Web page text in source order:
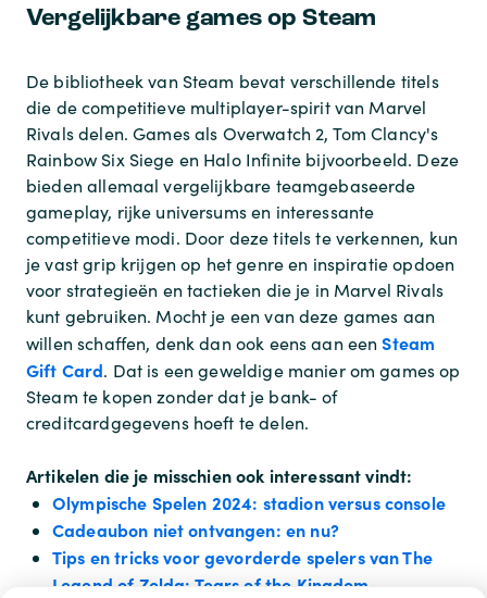
Vergelijkbare games op Steam
De bibliotheek van Steam bevat verschillende titels
die de competitieve multiplayer-spirit van Marvel
Rivals delen. Games als Overwatch 2, Tom Clancy's
Rainbow Six Siege en Halo Infinite bijvoorbeeld. Deze
bieden allemaal vergelijkbare teamgebaseerde
gameplay, rijke universums en interessante
competitieve modi. Door deze titels te verkennen, kun
je vast grip krijgen op het genre en inspiratie opdoen
voor strategieën en tactieken die je in Marvel Rivals
kunt gebruiken. Mocht je een van deze games aan
willen schaffen, denk dan ook eens aan eenSteam
Gift Card. Dat is een geweldige manier om games op
Steam te kopen zonder dat je bank- of
creditcardgegevens hoeft te delen.
Artikelen die je misschien ook interessant vindt:
Olympische Spelen 2024: stadion versus console
Cadeaubon niet ontvangen: en nu?
Tips en tricks voor gevorderde spelers van The
Legend of Zelda: Tears of the Kingdom